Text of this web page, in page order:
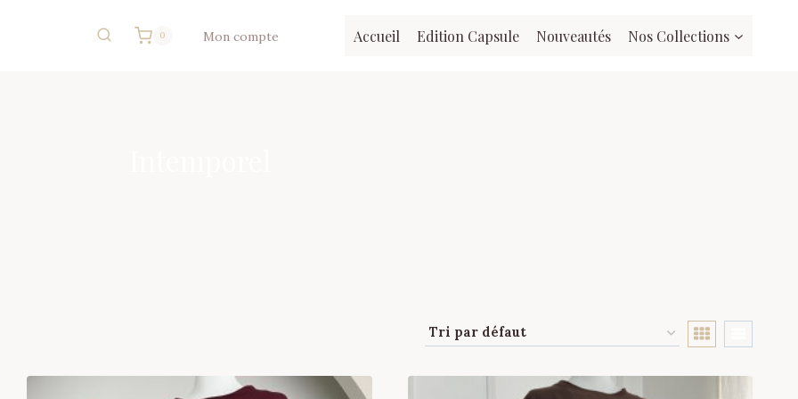
0 Mon compte Accueil Edition Capsule Nouveautés Nos Collections